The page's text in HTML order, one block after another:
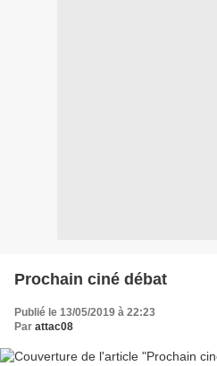
Prochain ciné débat
Publié le 13/05/2019 à 22:23
Par attac08